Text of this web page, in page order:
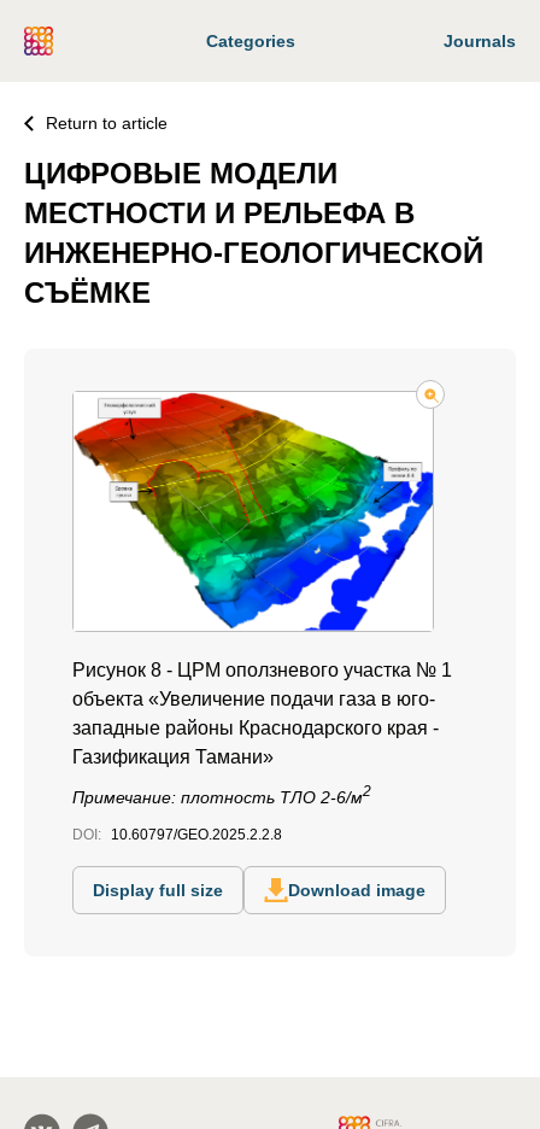
Categories Journals
Return to article
ЦИФРОВЫЕ МОДЕЛИ
МЕСТНОСТИ И РЕЛЬЕФА В
ИНЖЕНЕРНО-ГЕОЛОГИЧЕСКОЙ
СЪЁМКЕ
Рисунок 8 - ЦРМ оползневого участка № 1
объекта «Увеличение подачи газа в юго-
западные районы Краснодарского края -
Газификация Тамани»
Примечание: плотность ТЛО 2-6/м2
DOI: 10.60797/GEO.2025.2.2.8
Display full size Download image